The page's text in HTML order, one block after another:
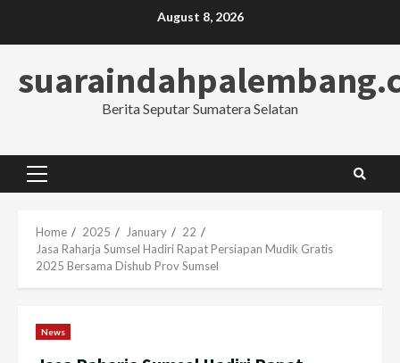
August 8, 2026
Berita Seputar Sumatera Selatan
Primary
Home 2025 January
22
Jasa Raharja Sumsel Hadiri Rapat Persiapan Mudik Gratis
2025 Bersama Dishub Prov Sumsel
News